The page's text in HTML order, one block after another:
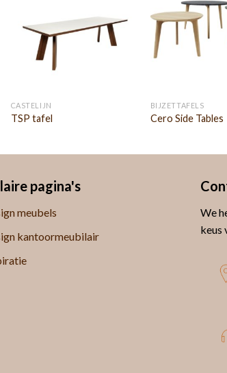
CASTELIJN
TSP tafel
BIJZETTAFELS
Cero Side Tables
pagina's
meubels
kantoormeubilair
We
keus